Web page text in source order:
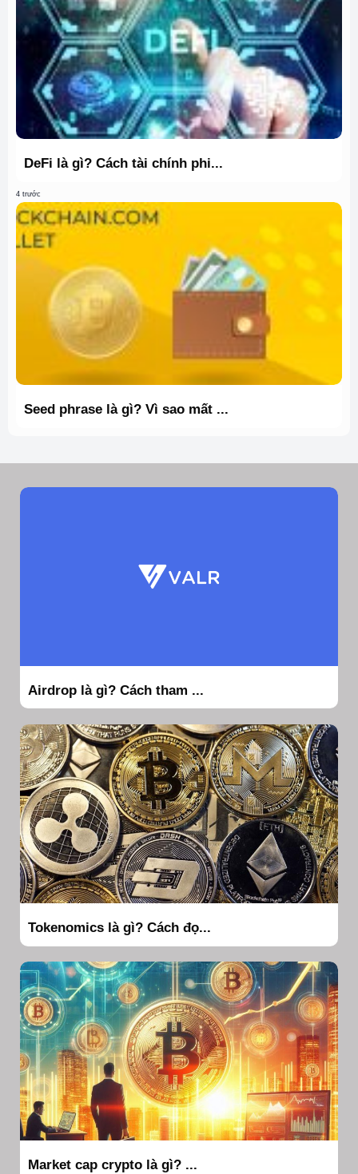
DeFi là gì? Cách tài chính phi...
4 trước
Seed phrase là gì? Vì sao mất ...
Airdrop là gì? Cách tham ...
Tokenomics là gì? Cách đọ...
Market cap crypto là gì? ...